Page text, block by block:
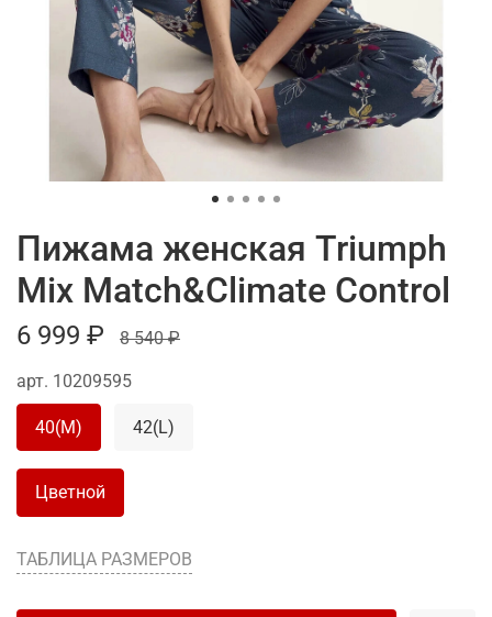
арт. 10209595
Пижама женская Triumph
Mix Match&Climate Control
6 999 ₽ 8 540 ₽
ТАБЛИЦА РАЗМЕРОВ
40(M) 42(L)
Цветной